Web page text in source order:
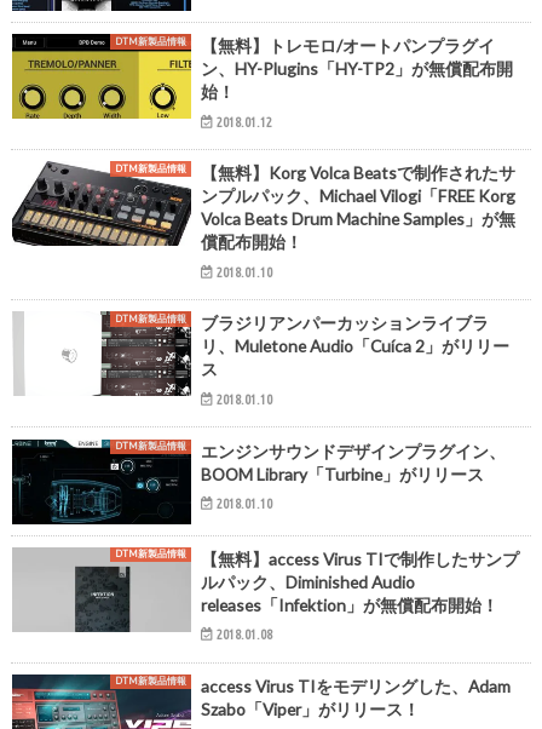
DTM新製品情報
【無料】トレモロ/オートパンプラグイ
ン、HY-Plugins「HY-TP2」が無償配布開
始！
2018.01.12
DTM新製品情報
【無料】Korg Volca Beatsで制作されたサ
ンプルパック、Michael Vilogi「FREE Korg
Volca Beats Drum Machine Samples」が無
償配布開始！
2018.01.10
DTM新製品情報
ブラジリアンパーカッションライブラ
リ、Muletone Audio「Cuíca 2」がリリー
ス
2018.01.10
DTM新製品情報
エンジンサウンドデザインプラグイン、
BOOM Library「Turbine」がリリース
2018.01.10
DTM新製品情報
【無料】access Virus TIで制作したサンプ
ルパック、Diminished Audio
releases「Infektion」が無償配布開始！
2018.01.08
DTM新製品情報
access Virus TIをモデリングした、Adam
Szabo「Viper」がリリース！